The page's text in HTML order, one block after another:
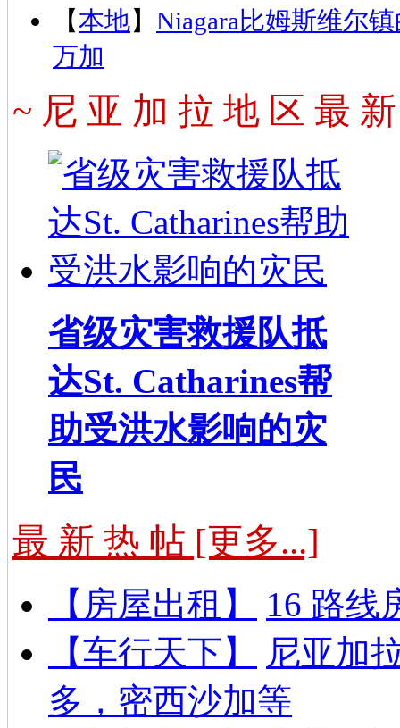
【本地】 Niagara比姆斯维尔
万加
~ 尼 亚 加 拉 地 区 最
省级灾害救援队抵
达St. Catharines帮
助受洪水影响的灾
民
最 新 热 帖 [更多...]
【房屋出租】
16 路线
【车行天下】
尼亚加
多，密西沙加等